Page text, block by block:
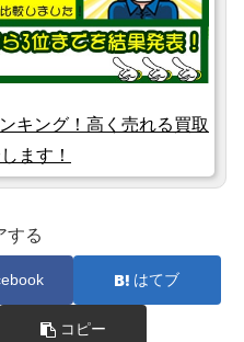
キング！高く売れる買取
ます！
する
はてブ
コピー